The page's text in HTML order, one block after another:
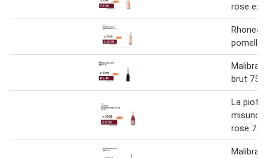
rose
Rhonea
pomelle
brut 75
La piotta
rose 75